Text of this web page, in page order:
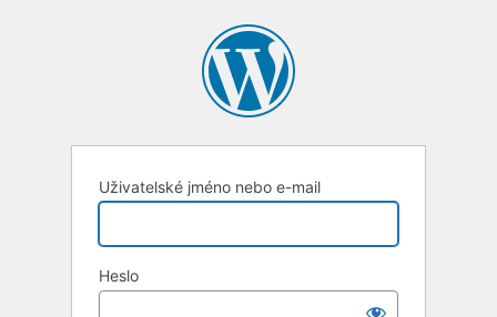
Uživatelské jméno nebo e-mail
Heslo